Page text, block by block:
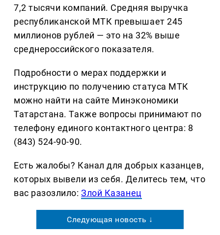
7,2 тысячи компаний. Средняя выручка
республиканской МТК превышает 245
миллионов рублей — это на 32% выше
среднероссийского показателя.
Подробности о мерах поддержки и
инструкцию по получению статуса МТК
можно найти на сайте Минэкономики
Татарстана. Также вопросы принимают по
телефону единого контактного центра: 8
(843) 524-90-90.
Есть жалобы? Канал для добрых казанцев,
которых вывели из себя. Делитеcь тем, что
вас разозлило:Злой Казанец
Следующая новость ↓